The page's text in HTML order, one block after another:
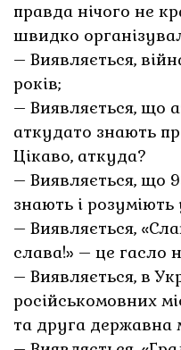
правда нічого не
швидко
– Виявляється,
років;
– Виявляється, що
аткудато знають
Цікаво, аткуда?
– Виявляється, що
знають і
– Виявляється,
слава!» – це гасло
– Виявляється, в
російськомовних
та друга державна